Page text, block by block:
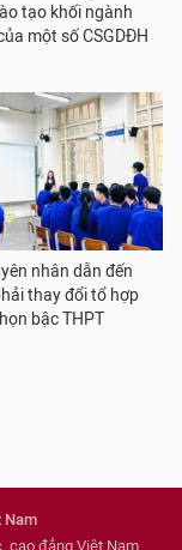
tạo khối ngành
một số CSGDĐH
nhân dẫn đến
thay đổi tổ hợp
bậc THPT
Nam
cao đẳng Việt Nam.